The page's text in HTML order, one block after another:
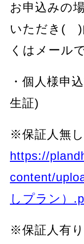
お申込みの
いただき( )
くはメール
・個人様申
生証)
※保証人無
https://
content/
しプラン）
※保証人有